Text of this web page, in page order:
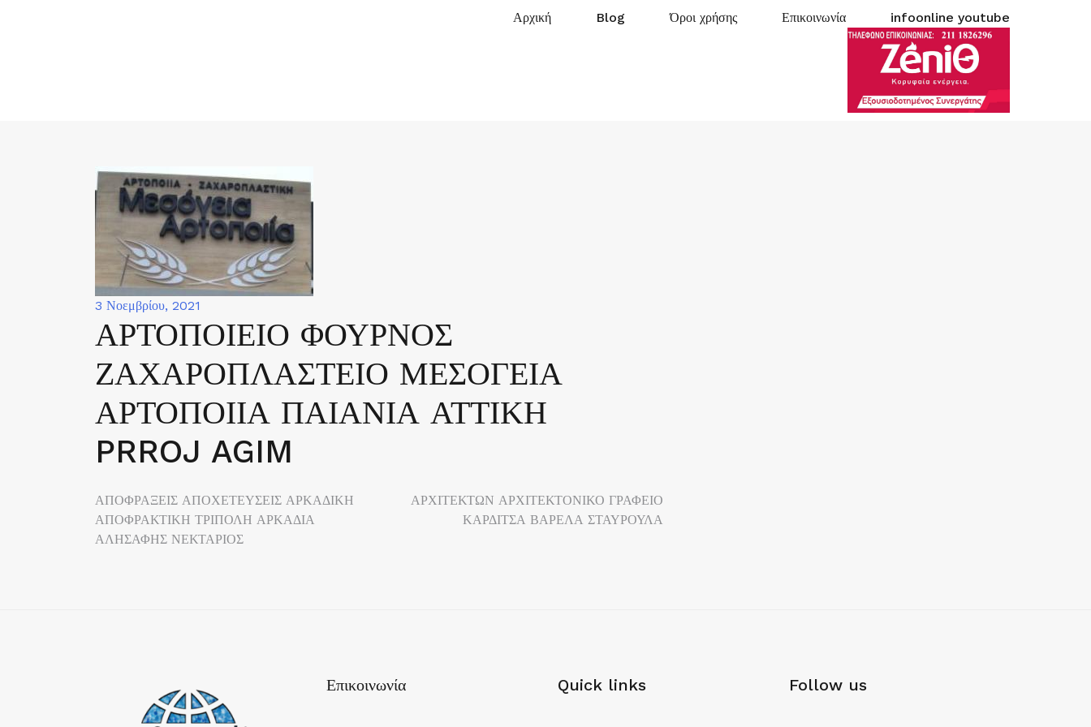
Αρχική Blog Όροι χρήσης Επικοινωνία infoonline youtube
3 Νοεμβρίου, 2021
ΑΡΤΟΠΟΙΕΙΟ ΦΟΥΡΝΟΣ
ΖΑΧΑΡΟΠΛΑΣΤΕΙΟ ΜΕΣΟΓΕΙΑ
ΑΡΤΟΠΟΙΙΑ ΠΑΙΑΝΙΑ ΑΤΤΙΚΗ
PRROJ AGIM
Πλοήγηση
άρθρων
ΑΠΟΦΡΑΞΕΙΣ ΑΠΟΧΕΤΕΥΣΕΙΣ ΑΡΚΑΔΙΚΗ
ΑΠΟΦΡΑΚΤΙΚΗ ΤΡΙΠΟΛΗ ΑΡΚΑΔΙΑ
ΑΛΗΣΑΦΗΣ ΝΕΚΤΑΡΙΟΣ
ΑΡΧΙΤΕΚΤΩΝ ΑΡΧΙΤΕΚΤΟΝΙΚΟ ΓΡΑΦΕΙΟ
ΚΑΡΔΙΤΣΑ ΒΑΡΕΛΑ ΣΤΑΥΡΟΥΛΑ
Επικοινωνία Quick links Follow us